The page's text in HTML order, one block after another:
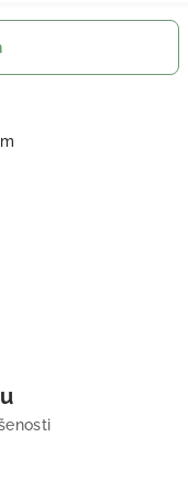
prvky výpisu